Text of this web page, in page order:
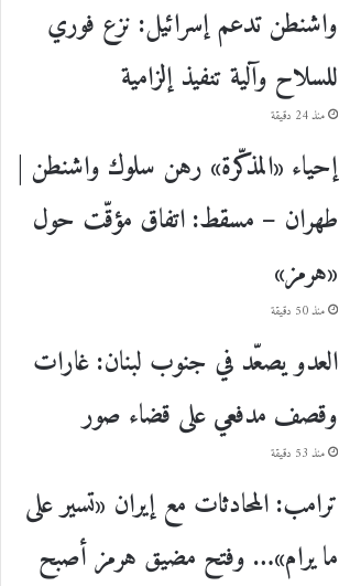
واشنطن تدعم إسرائيل: نزع فوري
للسلاح وآلية تنفيذ إلزامية
منذ 24 دقيقة
إحياء «المذكّرة» رهن سلوك واشنطن |
طهران – مسقط: اتفاق مؤقّت حول
«هرمز»
منذ 50 دقيقة
العدو يصعّد في جنوب لبنان: غارات
وقصف مدفعي على قضاء صور
منذ 53 دقيقة
ترامب: المحادثات مع إيران «تسير على
ما يرام»… وفتح مضيق هرمز أصبح